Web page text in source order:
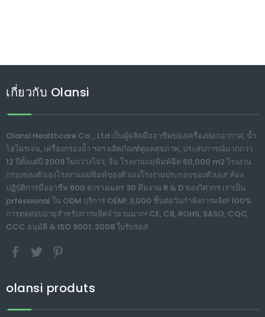
เกี่ยวกับ Olansi
Olansi Healthcare Co. , Ltd เป็นผู้ผลิตมืออาชีพของเครื่องฟอกอากาศ, น้ำ
ไฮโดรเจน, เครื่องกรองน้ำ ฯลฯ ผลิตภัณฑ์ดูแลสุขภาพ, ประสบการณ์มากกว่า
12 ปีตั้งแต่ปี 2009 ในกวางโจว, จีน โรงงานแม่พิมพ์ฉีด 60,000 m2 โรงงาน
กรองของตัวเองโรงงานแม่พิมพ์ของตัวเองโรงงานประกอบของตัวเอง! ห้อง
ปฏิบัติการมืออาชีพ 600 ตารางเมตร 30 ทีมงาน R & D ของวิศวกร เราเป็น
prfessional ใน ODM บริการ OEM! 3,000 ชิ้นต่อวันกำลังการผลิต! 100%
การทดสอบอายุสำหรับการผลิตจำนวนมาก! CE, CB, ROHS, SASO, CQC,
CCC อนุมัติ & ISO 9001: 2008 ใบรับรอง!
olansi produts